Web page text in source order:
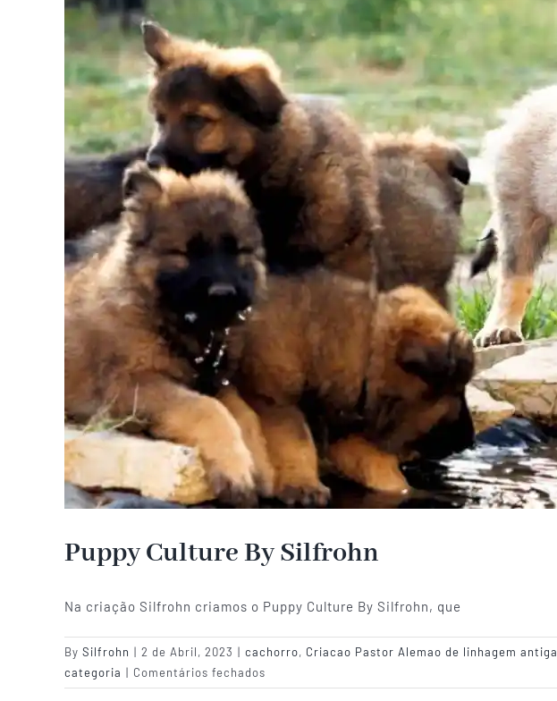
Puppy Culture By Silfrohn
Na criação Silfrohn criamos o Puppy Culture By Silfrohn, que
By Silfrohn | 2 de Abril, 2023 | cachorro, Criacao Pastor Alemao de linhagem antiga
categoria | Comentários fechados
Puppy